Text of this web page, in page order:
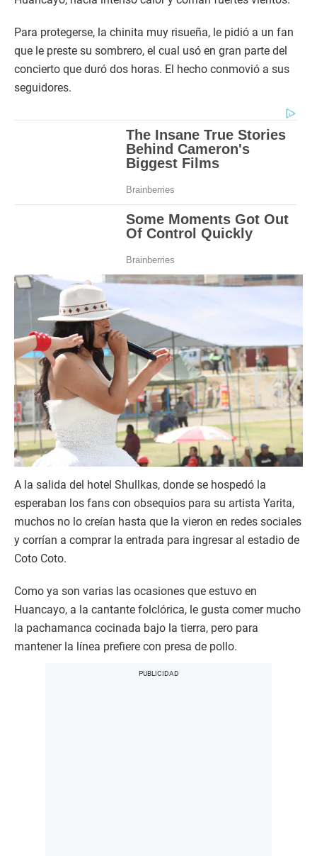
Para protegerse, la chinita muy risueña, le pidió a un fan
que le preste su sombrero, el cual usó en gran parte del
concierto que duró dos horas. El hecho conmovió a sus
seguidores.
A la salida del hotel Shullkas, donde se hospedó la
esperaban los fans con obsequios para su artista Yarita,
muchos no lo creían hasta que la vieron en redes sociales
y corrían a comprar la entrada para ingresar al estadio de
Coto Coto.
Como ya son varias las ocasiones que estuvo en
Huancayo, a la cantante folclórica, le gusta comer mucho
la pachamanca cocinada bajo la tierra, pero para
mantener la línea prefiere con presa de pollo.